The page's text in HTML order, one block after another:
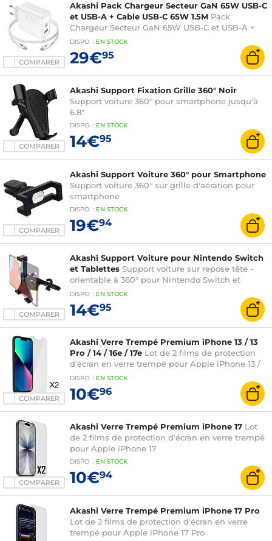
COMPARER
Akashi Pack Chargeur Secteur GaN 65W USB-C
et USB-A + Cable USB-C 65W 1.5M Pack
Chargeur Secteur GaN 65W USB-C et USB-A +
Cable USB-C 65W 1.5M
DISPO : EN STOCK
29€95
COMPARER
Akashi Support Fixation Grille 360° Noir
Support voiture 360° pour smartphone jusqu'à
6.8"
DISPO : EN STOCK
14€95
COMPARER
Akashi Support Voiture 360° pour Smartphone
Support voiture 360° sur grille d'aération pour
smartphone
DISPO : EN STOCK
19€94
COMPARER
Akashi Support Voiture pour Nintendo Switch
et Tablettes Support voiture sur repose tête -
orientable à 360° pour Nintendo Switch et
Tablettes 7" à 11"
DISPO : EN STOCK
14€95
COMPARER
Akashi Verre Trempé Premium iPhone 13 / 13
Pro / 14 / 16e / 17e Lot de 2 films de protection
d'écran en verre trempé pour Apple iPhone 13 /
13 Pro / 14 / 16e / 17e
DISPO : EN STOCK
10€96
COMPARER
Akashi Verre Trempé Premium iPhone 17 Lot
de 2 films de protection d'écran en verre trempé
pour Apple iPhone 17
DISPO : EN STOCK
10€94
Akashi Verre Trempé Premium iPhone 17 Pro
Lot de 2 films de protection d'écran en verre
trempé pour Apple iPhone 17 Pro